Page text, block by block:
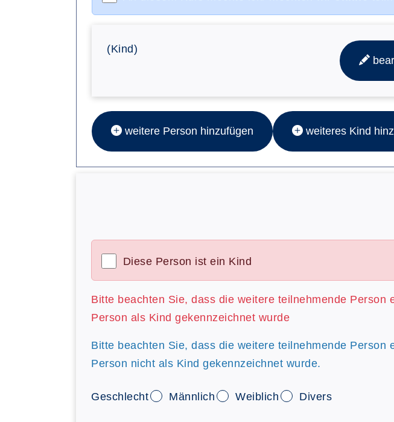
(Kind)
weitere Person hinzufügen
weiteres Kind
Diese Person ist ein Kind
Bitte beachten Sie, dass die weitere teilnehmende Person
Person als Kind gekennzeichnet wurde
Bitte beachten Sie, dass die weitere teilnehmende Person
Person nicht als Kind gekennzeichnet wurde.
Geschlecht Männlich Weiblich Divers